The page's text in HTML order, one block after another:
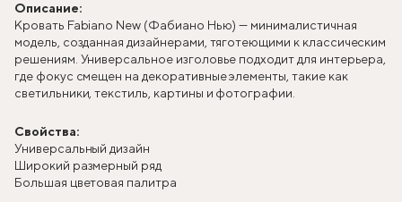
Описание:
Кровать Fabiano New (Фабиано Нью) — минималистичная
модель, созданная дизайнерами, тяготеющими к классическим
решениям. Универсальное изголовье подходит для интерьера,
где фокус смещен на декоративные элементы, такие как
светильники, текстиль, картины и фотографии.
Свойства:
Универсальный дизайн
Широкий размерный ряд
Большая цветовая палитра